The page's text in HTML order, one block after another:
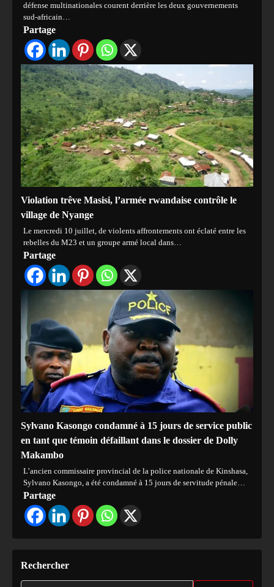
défense multinationales courent derrière les deux gouvernements
sud-africain…
Partage
Violation trêve Masisi, l’armée rwandaise contrôle le
village de Nyange
Le mercredi 10 juillet, de violents affrontements ont éclaté entre les
rebelles du M23 et un groupe armé local dans…
Partage
Sylvano Kasongo condamné à 15 jours de service public
en tant que témoin défaillant dans le dossier de Dolly
Makambo
L’ancien commissaire provincial de la police nationale de Kinshasa,
Sylvano Kasongo, a été condamné à 15 jours de servitude pénale…
Partage
Rechercher